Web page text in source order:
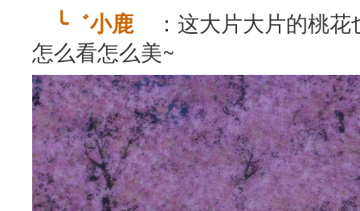
╰゛小鹿ゞ
：这大片大片的桃
怎么看怎么美~